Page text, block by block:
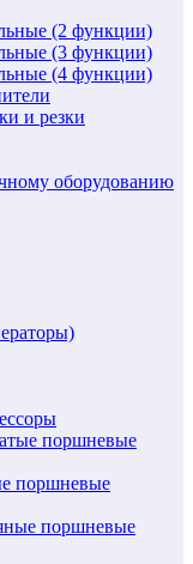
(2 функции)
(3 функции)
(4 функции)
и резки
оборудованию
поршневые
поршневые
поршневые